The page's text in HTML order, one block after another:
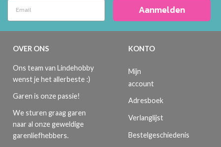
Aanmelden
OVER ONS
Ons team van Lindehobby
wenst je het allerbeste :)
Garen is onze passie!
We sturen graag garen
naar al onze geweldige
garenliefhebbers.
KONTO
Mijn
account
Adresboek
Verlanglijst
Bestelgeschiedenis